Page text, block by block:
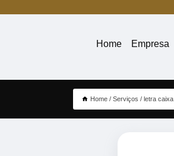
Home Empresa
Home Serviços letra caixa